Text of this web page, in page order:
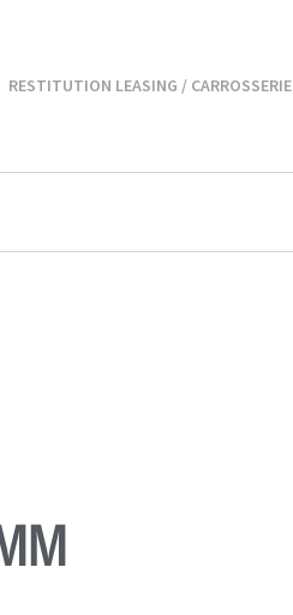
RESTITUTION LEASING / CARROSSERIE